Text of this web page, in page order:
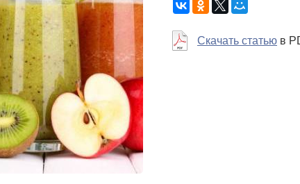
Скачать статью в